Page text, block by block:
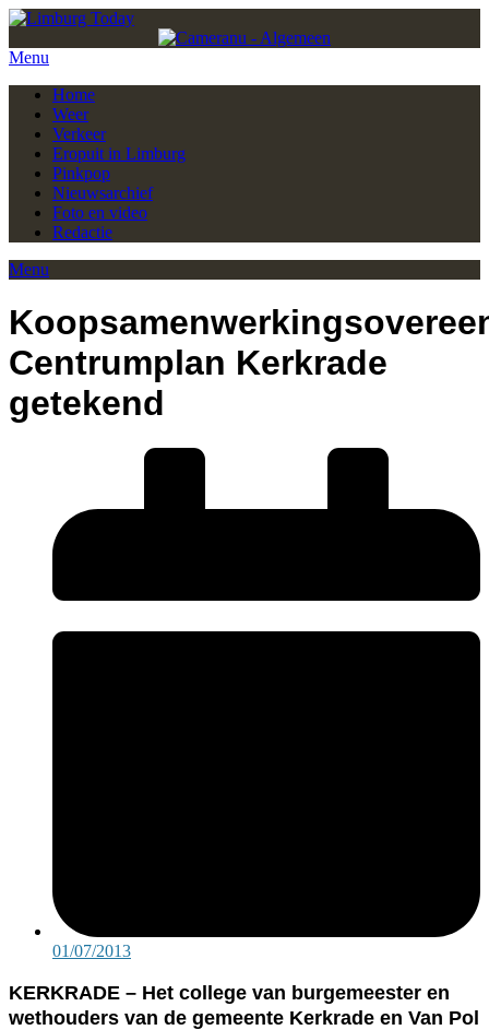
Menu
Home
Weer
Verkeer
Eropuit in Limburg
Pinkpop
Nieuwsarchief
Foto en video
Redactie
Menu
Centrumplan Kerkrade
getekend
01/07/2013
KERKRADE – Het college van burgemeester en
wethouders van de gemeente Kerkrade en Van Pol